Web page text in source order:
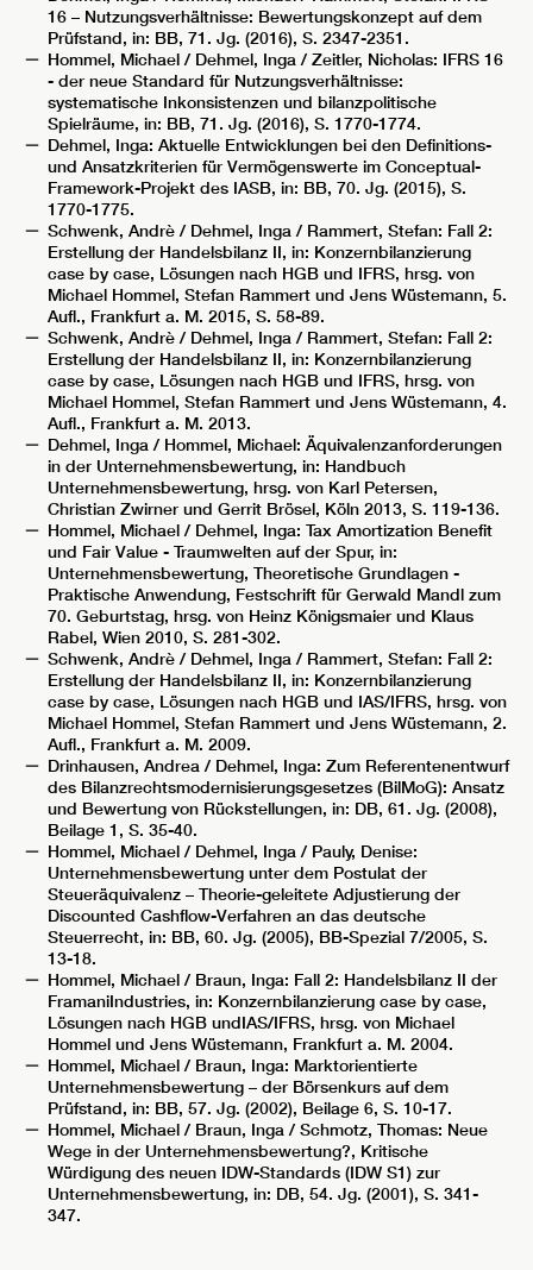
16 – Nutzungsverhältnisse: Bewertungskonzept auf dem
Prüfstand, in: BB, 71. Jg. (2016), S. 2347-2351.
Hommel, Michael / Dehmel, Inga / Zeitler, Nicholas: IFRS 16
- der neue Standard für Nutzungsverhältnisse:
systematische Inkonsistenzen und bilanzpolitische
Spielräume, in: BB, 71. Jg. (2016), S. 1770-1774.
Dehmel, Inga: Aktuelle Entwicklungen bei den Definitions-
und Ansatzkriterien für Vermögenswerte im Conceptual-
Framework-Projekt des IASB, in: BB, 70. Jg. (2015), S.
1770-1775.
Schwenk, Andrè / Dehmel, Inga / Rammert, Stefan: Fall 2:
Erstellung der Handelsbilanz II, in: Konzernbilanzierung
case by case, Lösungen nach HGB und IFRS, hrsg. von
Michael Hommel, Stefan Rammert und Jens Wüstemann, 5.
Aufl., Frankfurt a. M. 2015, S. 58-89.
Schwenk, Andrè / Dehmel, Inga / Rammert, Stefan: Fall 2:
Erstellung der Handelsbilanz II, in: Konzernbilanzierung
case by case, Lösungen nach HGB und IFRS, hrsg. von
Michael Hommel, Stefan Rammert und Jens Wüstemann, 4.
Aufl., Frankfurt a. M. 2013.
Dehmel, Inga / Hommel, Michael: Äquivalenzanforderungen
in der Unternehmensbewertung, in: Handbuch
Unternehmensbewertung, hrsg. von Karl Petersen,
Christian Zwirner und Gerrit Brösel, Köln 2013, S. 119-136.
Hommel, Michael / Dehmel, Inga: Tax Amortization Benefit
und Fair Value - Traumwelten auf der Spur, in:
Unternehmensbewertung, Theoretische Grundlagen -
Praktische Anwendung, Festschrift für Gerwald Mandl zum
70. Geburtstag, hrsg. von Heinz Königsmaier und Klaus
Rabel, Wien 2010, S. 281-302.
Schwenk, Andrè / Dehmel, Inga / Rammert, Stefan: Fall 2:
Erstellung der Handelsbilanz II, in: Konzernbilanzierung
case by case, Lösungen nach HGB und IAS/IFRS, hrsg. von
Michael Hommel, Stefan Rammert und Jens Wüstemann, 2.
Aufl., Frankfurt a. M. 2009.
Drinhausen, Andrea / Dehmel, Inga: Zum Referentenentwurf
des Bilanzrechtsmodernisierungsgesetzes (BilMoG): Ansatz
und Bewertung von Rückstellungen, in: DB, 61. Jg. (2008),
Beilage 1, S. 35-40.
Hommel, Michael / Dehmel, Inga / Pauly, Denise:
Unternehmensbewertung unter dem Postulat der
Steueräquivalenz – Theorie-geleitete Adjustierung der
Discounted Cashflow-Verfahren an das deutsche
Steuerrecht, in: BB, 60. Jg. (2005), BB-Spezial 7/2005, S.
13-18.
Hommel, Michael / Braun, Inga: Fall 2: Handelsbilanz II der
FramaniIndustries, in: Konzernbilanzierung case by case,
Lösungen nach HGB undIAS/IFRS, hrsg. von Michael
Hommel und Jens Wüstemann, Frankfurt a. M. 2004.
Hommel, Michael / Braun, Inga: Marktorientierte
Unternehmensbewertung – der Börsenkurs auf dem
Prüfstand, in: BB, 57. Jg. (2002), Beilage 6, S. 10-17.
Hommel, Michael / Braun, Inga / Schmotz, Thomas: Neue
Wege in der Unternehmensbewertung?, Kritische
Würdigung des neuen IDW-Standards (IDW S1) zur
Unternehmensbewertung, in: DB, 54. Jg. (2001), S. 341-
347.